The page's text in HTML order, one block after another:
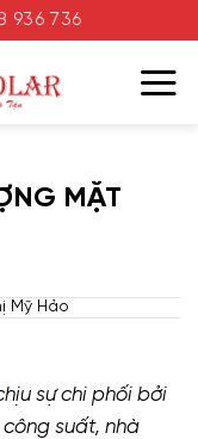
936 736
MẶT
Mỹ Hảo
sự chi phối bởi
suất, nhà